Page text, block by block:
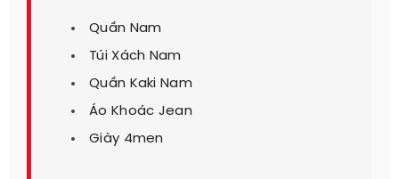
Quần Nam
Túi Xách Nam
Quần Kaki Nam
Áo Khoác Jean
Giày 4men